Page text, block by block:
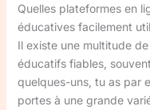
Quelles plateformes en
éducatives facilement
Il existe une multitude
éducatifs fiables,
quelques-uns, tu as par
portes à une grande